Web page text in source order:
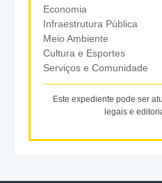
Economia
Infraestrutura Pública
Meio Ambiente
Cultura e Esportes
Serviços e Comunidade
Este expediente pode ser
legais e